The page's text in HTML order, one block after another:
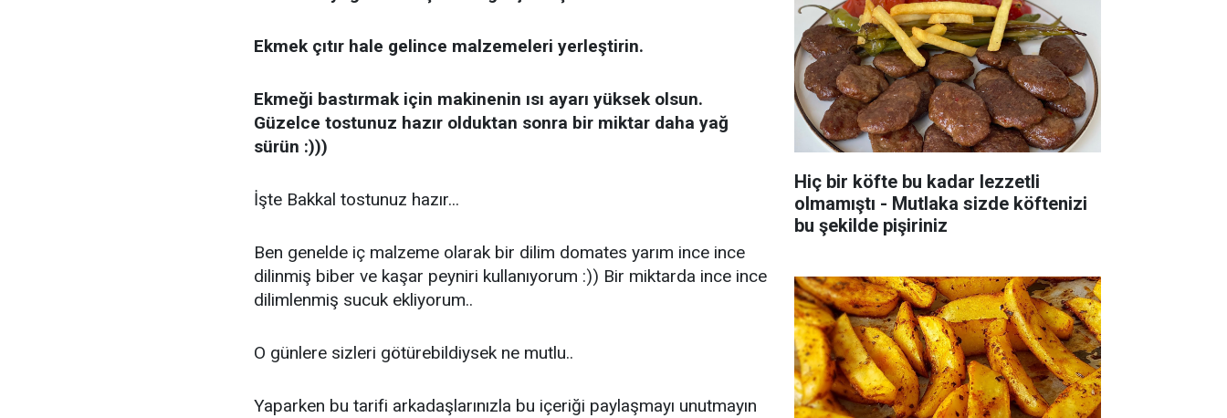
Ekmek çıtır hale gelince malzemeleri yerleştirin.
Ekmeği bastırmak için makinenin ısı ayarı yüksek olsun.
Güzelce tostunuz hazır olduktan sonra bir miktar daha yağ
sürün :)))
İşte Bakkal tostunuz hazır...
Ben genelde iç malzeme olarak bir dilim domates yarım ince ince
dilinmiş biber ve kaşar peyniri kullanıyorum :)) Bir miktarda ince ince
dilimlenmiş sucuk ekliyorum..
O günlere sizleri götürebildiysek ne mutlu..
Yaparken bu tarifi arkadaşlarınızla bu içeriği paylaşmayı unutmayın
Hiç bir köfte bu kadar lezzetli
olmamıştı - Mutlaka sizde köftenizi
bu şekilde pişiriniz